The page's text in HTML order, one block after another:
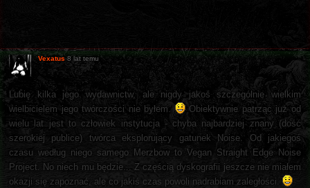
Vexatus 8 lat temu
Lubię kilka jego wydawnictw, ale nigdy jakoś szczególnie wielkim
wielbicielem jego twórczości nie byłem.
Obiektywnie patrząc już od
wielu lat jest to człowiek instytucja - chyba najbardziej znany (dość
szerokiej publice) twórca eksplorujący gatunek Noise. Od jakiegoś
czasu według niego samego Merzbow to Vegan Straight Edge Noise
Project. No niech mu będzie... Z częścią dyskografii jeszcze nie miałem
okazji się zapoznać, ale co jakiś czas powoli nadrabiam zaległości.